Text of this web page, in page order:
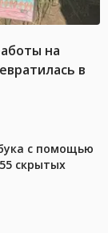
на
в
с помощью
скрытых